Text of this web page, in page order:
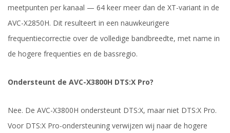
meetpunten per kanaal — 64 keer meer dan de XT-variant in de
AVC-X2850H. Dit resulteert in een nauwkeurigere
frequentiecorrectie over de volledige bandbreedte, met name in
de hogere frequenties en de bassregio.
Ondersteunt de AVC-X3800H DTS:X Pro?
Nee. De AVC-X3800H ondersteunt DTS:X, maar niet DTS:X Pro.
Voor DTS:X Pro-ondersteuning verwijzen wij naar de hogere